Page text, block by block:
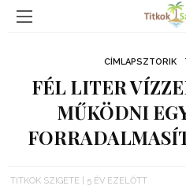
CÍMLAPSZTORIK
FÉL LITER
MŰKÖDNI
TITKOK SZIGETE 5 ÉV EZELŐTT